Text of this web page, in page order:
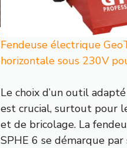
Fendeuse électrique
horizontale sous 230V
Le choix d’un outil
est crucial, surtout pour
et de bricolage. La
SPHE 6 se démarque